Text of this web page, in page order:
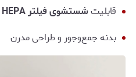
قابلیتشستشوی فیلتر HEPA
بدنه جمع‌وجور و طراحی مدرن